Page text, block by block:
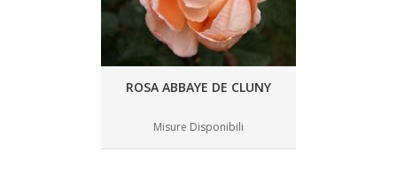
ROSA ABBAYE DE CLUNY
Misure Disponibili